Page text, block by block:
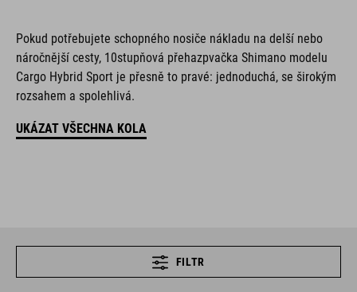
Pokud potřebujete schopného nosiče nákladu na delší nebo
náročnější cesty, 10stupňová přehazpvačka Shimano modelu
Cargo Hybrid Sport je přesně to pravé: jednoduchá, se širokým
rozsahem a spolehlivá.
UKÁZAT VŠECHNA KOLA
FILTR